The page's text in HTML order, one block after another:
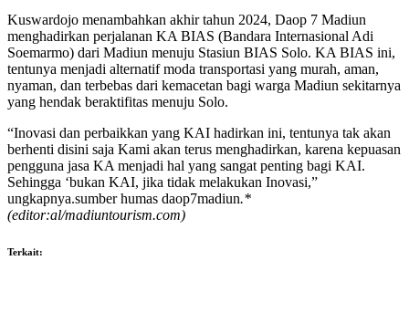
Kuswardojo menambahkan akhir tahun 2024, Daop 7 Madiun
menghadirkan perjalanan KA BIAS (Bandara Internasional Adi
Soemarmo) dari Madiun menuju Stasiun BIAS Solo. KA BIAS ini,
tentunya menjadi alternatif moda transportasi yang murah, aman,
nyaman, dan terbebas dari kemacetan bagi warga Madiun sekitarnya
yang hendak beraktifitas menuju Solo.
“Inovasi dan perbaikkan yang KAI hadirkan ini, tentunya tak akan
berhenti disini saja Kami akan terus menghadirkan, karena kepuasan
pengguna jasa KA menjadi hal yang sangat penting bagi KAI.
Sehingga ‘bukan KAI, jika tidak melakukan Inovasi,”
ungkapnya.sumber humas daop7madiun.*
(editor:al/madiuntourism.com)
Terkait: